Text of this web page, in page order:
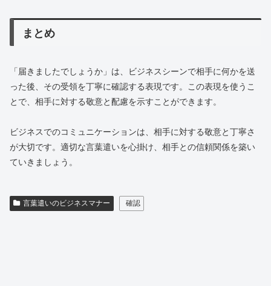
まとめ
「届きましたでしょうか」は、ビジネスシーンで相手に何かを送
った後、その受領を丁寧に確認する表現です。この表現を使うこ
とで、相手に対する敬意と配慮を示すことができます。
ビジネスでのコミュニケーションは、相手に対する敬意と丁寧さ
が大切です。適切な言葉遣いを心掛け、相手との信頼関係を築い
ていきましょう。
言葉遣いのビジネスマナー 確認